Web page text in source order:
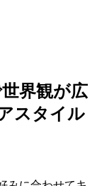
界観が広
スタイル